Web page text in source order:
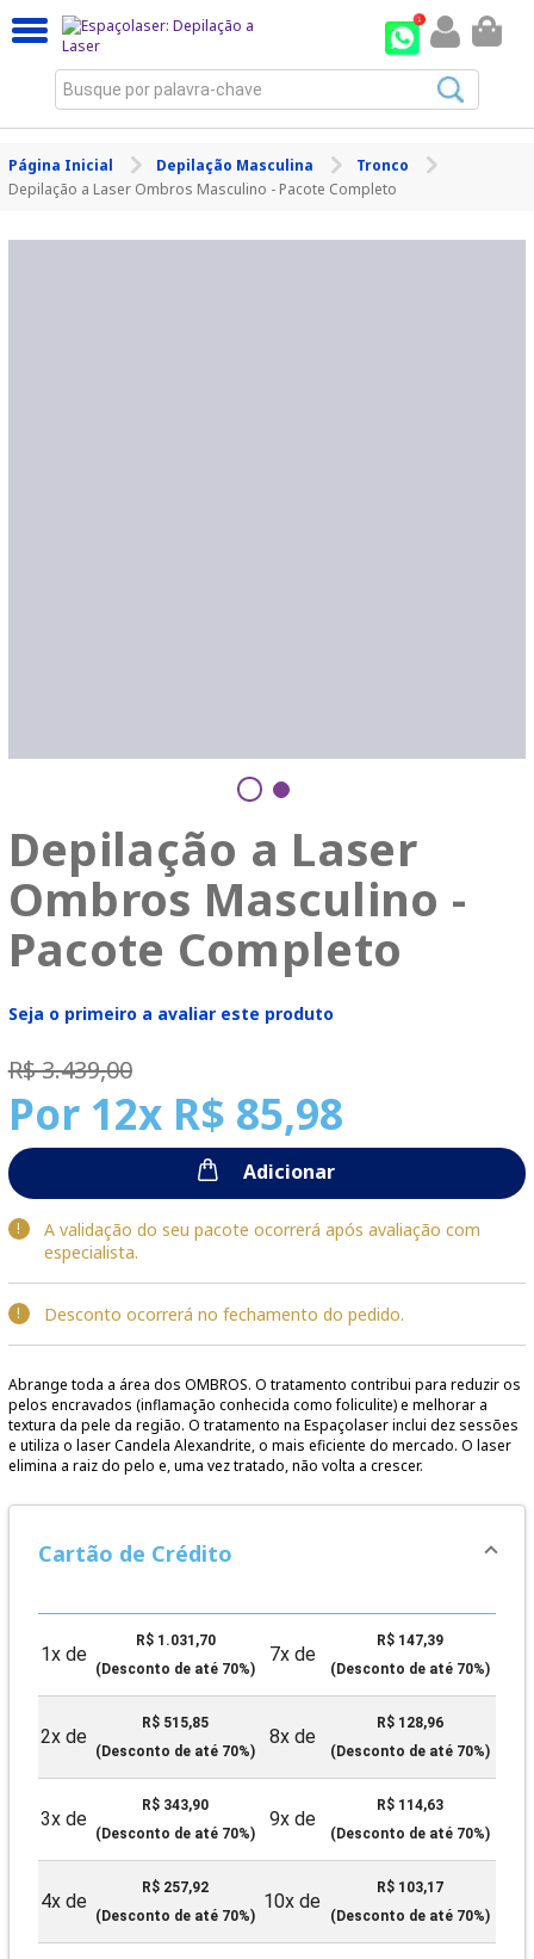
Busque por palavra-chave
Página Inicial Depilação Masculina
Tronco
Depilação a Laser Ombros Masculino - Pacote Completo
Depilação a Laser
Ombros Masculino -
Pacote Completo
Seja o primeiro a avaliar este produto
R$ 3.439,00
Por 12x R$ 85,98
Adicionar
A validação do seu pacote ocorrerá após avaliação com
especialista.
Desconto ocorrerá no fechamento do pedido.
Abrange toda a área dos OMBROS. O tratamento contribui para reduzir os
pelos encravados (inflamação conhecida como foliculite) e melhorar a
textura da pele da região. O tratamento na Espaçolaser inclui dez sessões
e utiliza o laser Candela Alexandrite, o mais eficiente do mercado. O laser
elimina a raiz do pelo e, uma vez tratado, não volta a crescer.
Cartão de Crédito
1x de
R$ 1.031,70
(Desconto de até 70%)
7x de
R$ 147,39
(Desconto de até 70%)
2x de
R$ 515,85
(Desconto de até 70%)
8x de
R$ 128,96
(Desconto de até 70%)
3x de
R$ 343,90
(Desconto de até 70%)
9x de
R$ 114,63
(Desconto de até 70%)
4x de
R$ 257,92
(Desconto de até 70%)
10x de
R$ 103,17
(Desconto de até 70%)